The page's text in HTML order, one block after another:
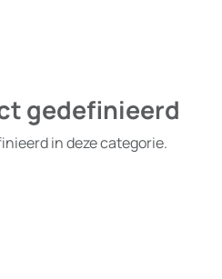
gedefinieerd
in deze categorie.